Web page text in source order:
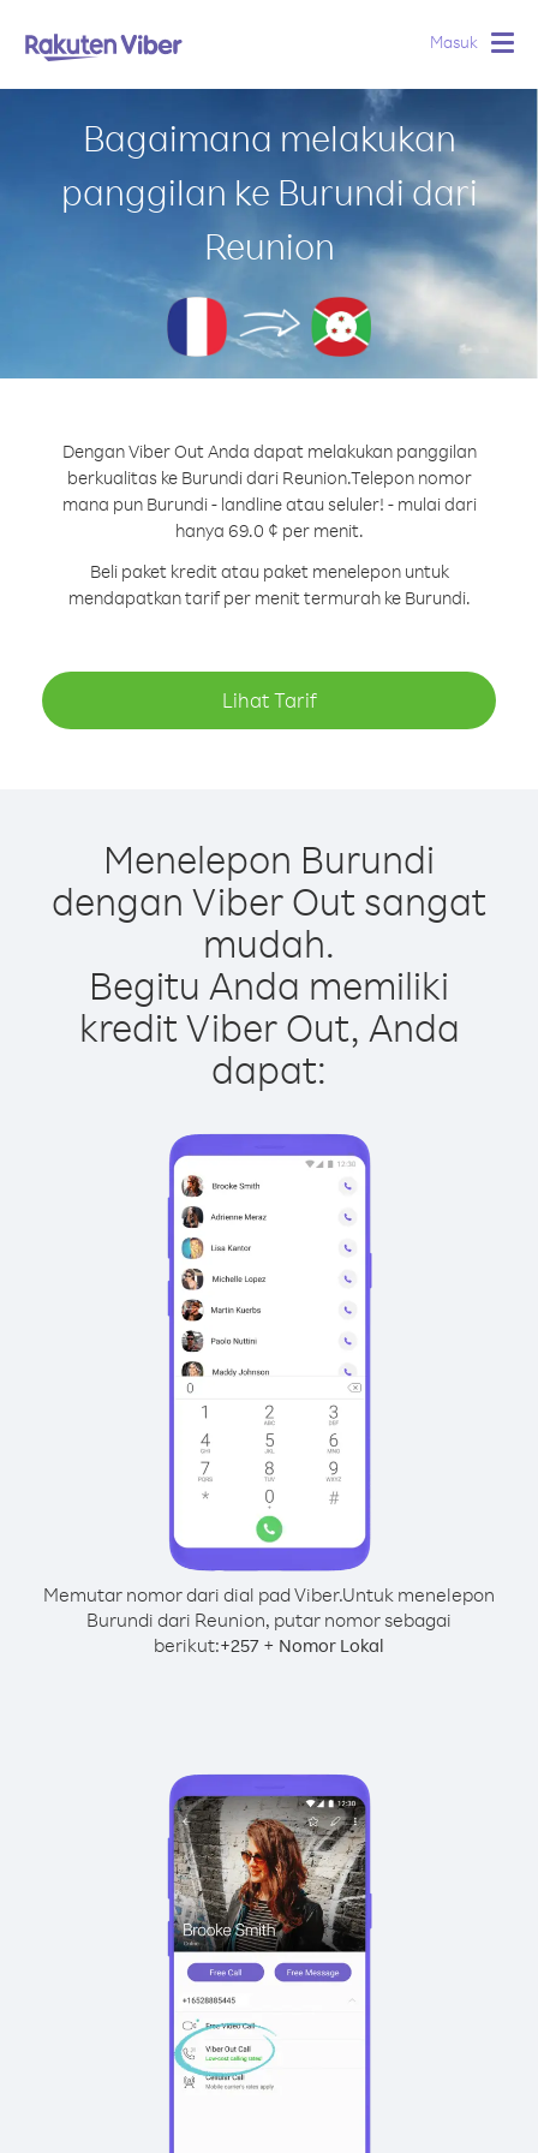
Masuk
Bagaimana melakukan
panggilan ke Burundi dari
Reunion
Dengan Viber Out Anda dapat melakukan panggilan
berkualitas ke Burundi dari Reunion.Telepon nomor
mana pun Burundi - landline atau seluler! - mulai dari
hanya 69.0 ¢ per menit.
Beli paket kredit atau paket menelepon untuk
mendapatkan tarif per menit termurah ke Burundi.
Lihat Tarif
Menelepon Burundi
dengan Viber Out sangat
mudah.
Begitu Anda memiliki
kredit Viber Out, Anda
dapat:
Memutar nomor dari dial pad Viber.Untuk menelepon
Burundi dari Reunion, putar nomor sebagai
berikut:+257 + Nomor Lokal